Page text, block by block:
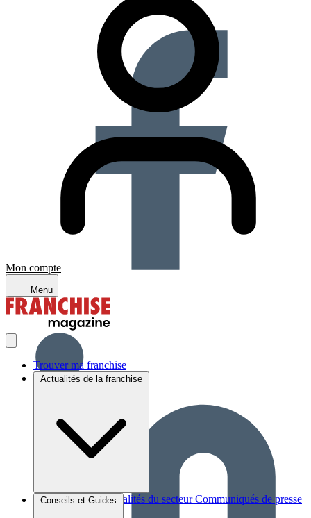
Mon compte
Menu
Trouver ma franchise
Actualités de la franchise
Brèves et actus Actualités du secteur Communiqués de presse
Conseils et Guides